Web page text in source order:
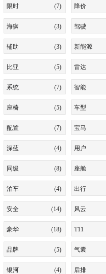
限时 (7) 降价
海狮 (3) 驾驶
辅助 (3) 新能源
比亚 (5) 雷达
系统 (7) 智能
座椅 (5) 车型
配置 (7) 宝马
深蓝 (4) 用户
同级 (8) 座舱
泊车 (4) 出行
安全 (14) 风云
豪华 (18) T11
品牌 (5) 气囊
银河 (4) 后排